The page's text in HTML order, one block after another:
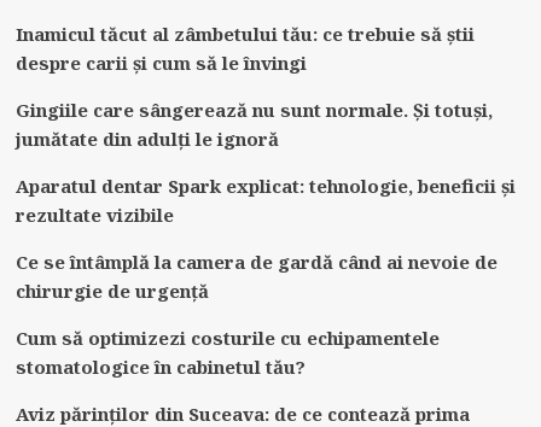
Inamicul tăcut al zâmbetului tău: ce trebuie să știi
despre carii și cum să le învingi
Gingiile care sângerează nu sunt normale. Și totuși,
jumătate din adulți le ignoră
Aparatul dentar Spark explicat: tehnologie, beneficii și
rezultate vizibile
Ce se întâmplă la camera de gardă când ai nevoie de
chirurgie de urgență
Cum să optimizezi costurile cu echipamentele
stomatologice în cabinetul tău?
Aviz părinților din Suceava: de ce contează prima